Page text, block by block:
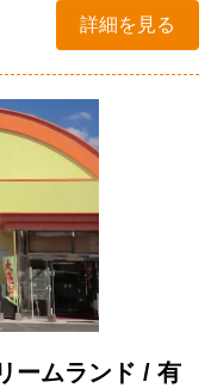
詳細を見る
ームランド / 有